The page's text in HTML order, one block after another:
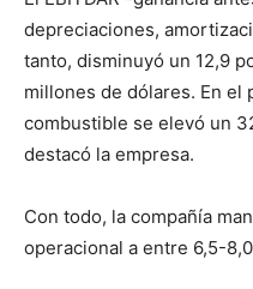
depreciaciones,
tanto, disminuyó un 12,9
millones de dólares. En el
combustible se elevó un
destacó la empresa.
Con todo, la compañía
operacional a entre 6,5-